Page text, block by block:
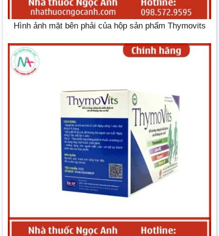
Hình ảnh mặt bên phải của hộp sản phẩm Thymovits